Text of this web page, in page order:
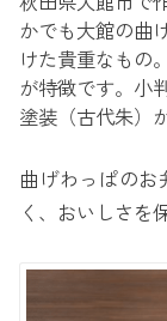
かでも大館の曲
けた貴重なもの
が特徴です。小
塗装（古代朱）
曲げわっぱのお
く、おいしさを